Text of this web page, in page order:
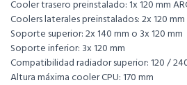
Cooler trasero preinstalado: 1x 120 mm
Coolers laterales preinstalados: 2x 120
Soporte superior: 2x 140 mm o 3x 120 mm
Soporte inferior: 3x 120 mm
Compatibilidad radiador superior: 120 /
Altura máxima cooler CPU: 170 mm